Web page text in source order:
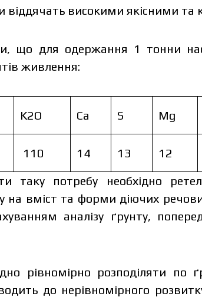
віддячать високими якісними та
що для одержання 1 тонни
живлення:
K2O Ca S Mg
110 14 13 12
таку потребу необхідно
на вміст та форми діючих
аналізу ґрунту,
рівномірно розподіляти по
до нерівномірного